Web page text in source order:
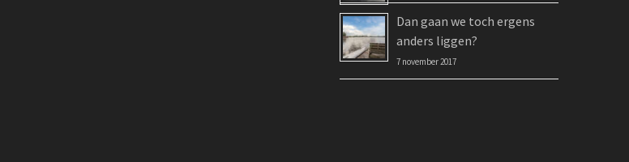
Dan gaan we toch ergens
anders liggen?
7 november 2017